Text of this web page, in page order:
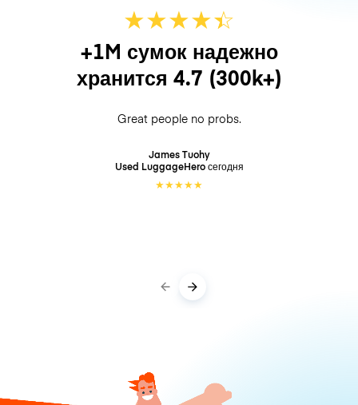
★★★★☆
★
+1M сумок надежно
хранится 4.7 (300k+)
Great people no probs.
James Tuohy
Used LuggageHeroсегодня
★★★★★